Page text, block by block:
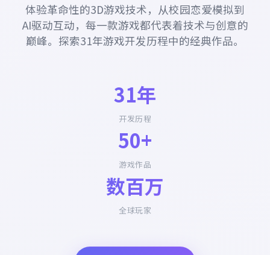
体验革命性的3D游戏技术，从校园恋爱模拟到
AI驱动互动，每一款游戏都代表着技术与创意的
巅峰。探索31年游戏开发历程中的经典作品。
31年
开发历程
50+
游戏作品
数百万
全球玩家